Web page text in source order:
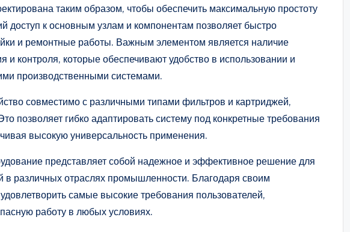
таким образом, чтобы обеспечить максимальную простоту
доступ к основным узлам и компонентам позволяет быстро
и ремонтные работы. Важным элементом является наличие
и контроля, которые обеспечивают удобство в использовании и
производственными системами.
совместимо с различными типами фильтров и картриджей,
позволяет гибко адаптировать систему под конкретные требования
высокую универсальность применения.
представляет собой надежное и эффективное решение для
в различных отраслях промышленности. Благодаря своим
самые высокие требования пользователей,
работу в любых условиях.